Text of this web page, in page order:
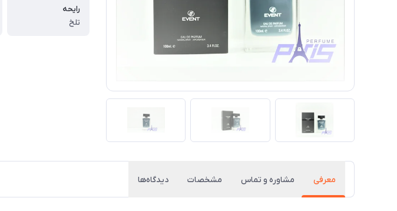
رایحه
تلخ
معرفی مشاوره و تماس مشخصات دیدگاه‌ها